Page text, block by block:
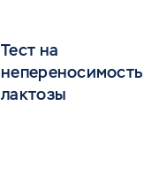
Тест на
непереносимость
лактозы